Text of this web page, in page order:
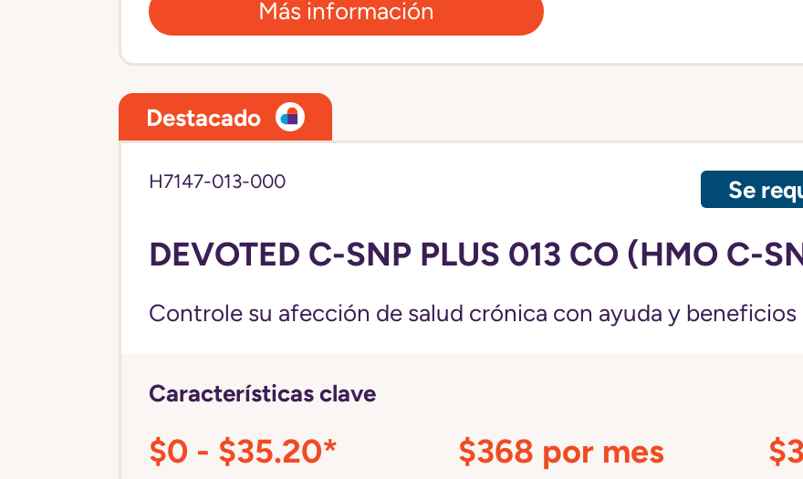
Más información
Destacado
H7147-013-000 Se
DEVOTED C-SNP PLUS 013 CO (HMO C-
Controle su afección de salud crónica con ayuda y beneficios
Características clave
$0 - $35.20* $368 por mes